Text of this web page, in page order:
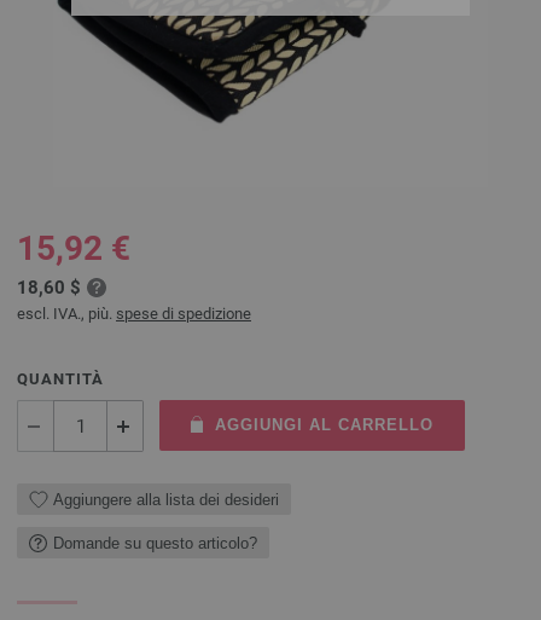
15,92 €
18,60 $
escl. IVA., più. spese di spedizione
QUANTITÀ
AGGIUNGI AL CARRELLO
Aggiungere alla lista dei desideri
Domande su questo articolo?